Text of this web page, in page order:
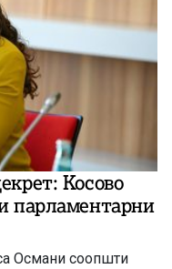
Косово
парламентарни
Османи соопшти